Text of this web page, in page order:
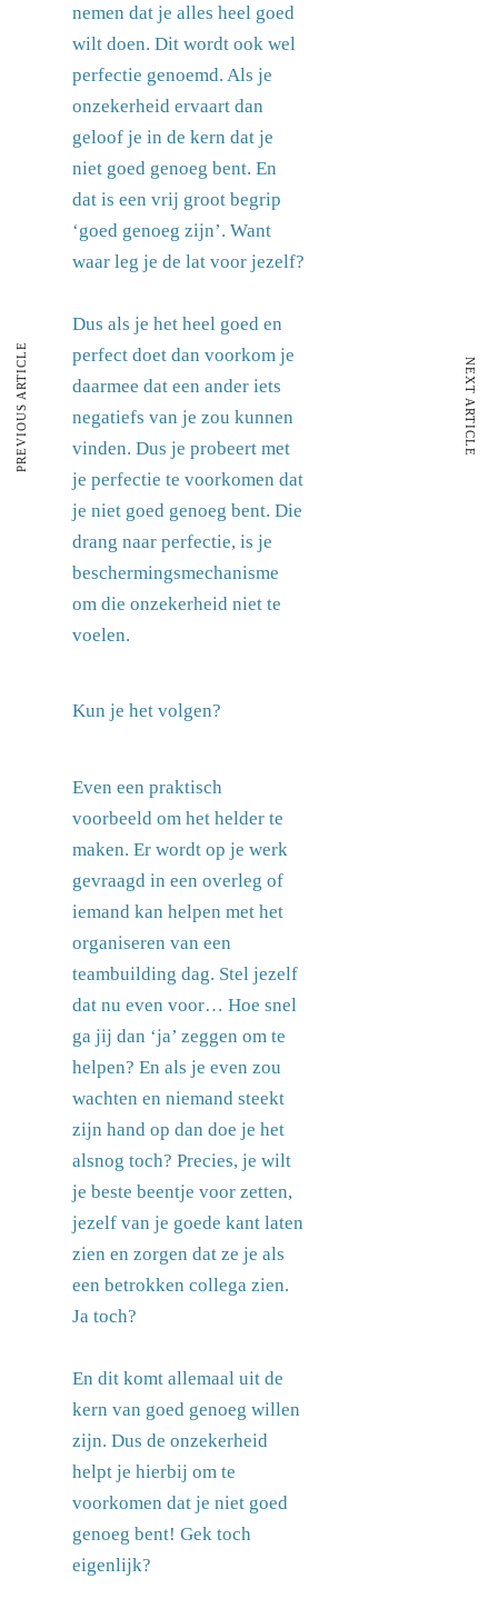
nemen dat je alles heel goed
wilt doen. Dit wordt ook wel
perfectie genoemd. Als je
onzekerheid ervaart dan
geloof je in de kern dat je
niet goed genoeg bent. En
dat is een vrij groot begrip
‘goed genoeg zijn’. Want
waar leg je de lat voor jezelf?
Dus als je het heel goed en
perfect doet dan voorkom je
daarmee dat een ander iets
negatiefs van je zou kunnen
vinden. Dus je probeert met
je perfectie te voorkomen dat
je niet goed genoeg bent. Die
drang naar perfectie, is je
beschermingsmechanisme
om die onzekerheid niet te
voelen.
Kun je het volgen?
Even een praktisch
voorbeeld om het helder te
maken. Er wordt op je werk
gevraagd in een overleg of
iemand kan helpen met het
organiseren van een
teambuilding dag. Stel jezelf
dat nu even voor… Hoe snel
ga jij dan ‘ja’ zeggen om te
helpen? En als je even zou
wachten en niemand steekt
zijn hand op dan doe je het
alsnog toch? Precies, je wilt
je beste beentje voor zetten,
jezelf van je goede kant laten
zien en zorgen dat ze je als
een betrokken collega zien.
Ja toch?
En dit komt allemaal uit de
kern van goed genoeg willen
zijn. Dus de onzekerheid
helpt je hierbij om te
voorkomen dat je niet goed
genoeg bent! Gek toch
eigenlijk?
PREVIOUS ARTICLE NEXT ARTICLE